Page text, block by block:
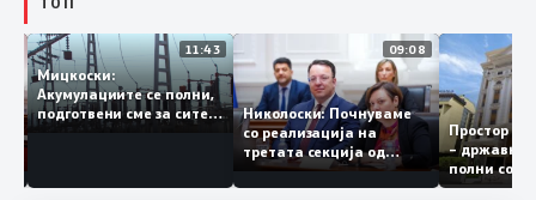
за
11:43
Мицкоски:
Акумулациите се полни,
подготвени сме за сите
ризици, не размислување
09:08
Николоски: Почнуваме
со реализација на
третата секција од
железничкиот Коридор
8, Македонија станува
Простор
–
полни